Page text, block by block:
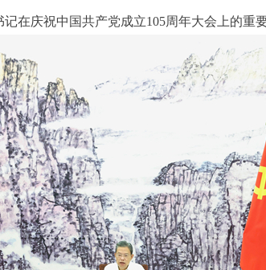
在庆祝中国共产党成立105周年大会上的重